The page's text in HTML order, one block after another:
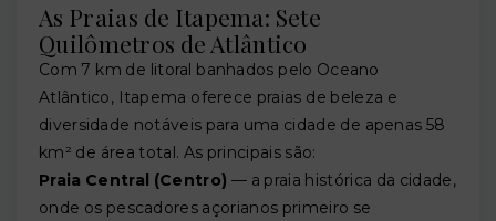
As Praias de Itapema: Sete
Quilômetros de Atlântico
Com 7 km de litoral banhados pelo Oceano
Atlântico, Itapema oferece praias de beleza e
diversidade notáveis para uma cidade de apenas 58
km² de área total. As principais são:
Praia Central (Centro) — a praia histórica da cidade,
onde os pescadores açorianos primeiro se